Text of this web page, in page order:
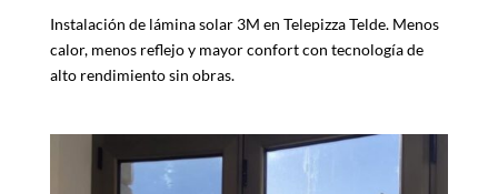
Instalación de lámina solar 3M en Telepizza Telde. Menos
calor, menos reflejo y mayor confort con tecnología de
alto rendimiento sin obras.